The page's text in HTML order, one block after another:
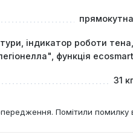
прямокутна
індикатор роботи тена,
функція ecosmart
31 кг
Помітили